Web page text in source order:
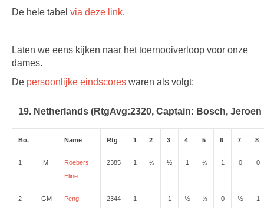
De hele tabel via deze link.
Laten we eens kijken naar het toernooiverloop voor onze
dames.
De persoonlijke eindscores waren als volgt:
19. Netherlands (RtgAvg:2320, Captain: Bosch, Jeroen
Bo. Name Rtg 1 2 3 4 5 6 7 8
1 IM
Roebers,
Eline
2385 1 ½ ½ 1 ½ 1 0 0
2 GM
Peng,
2344 1 1 ½ ½ 0 ½ 1